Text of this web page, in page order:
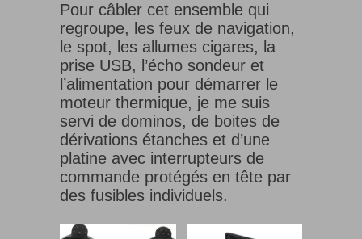
Pour câbler cet ensemble qui
regroupe, les feux de navigation,
le spot, les allumes cigares, la
prise USB, l’écho sondeur et
l’alimentation pour démarrer le
moteur thermique, je me suis
servi de dominos, de boites de
dérivations étanches et d’une
platine avec interrupteurs de
commande protégés en tête par
des fusibles individuels.